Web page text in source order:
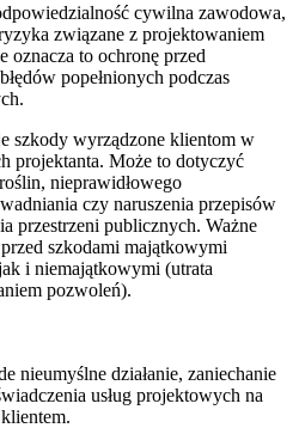
cywilna zawodowa,
związane z projektowaniem
oznacza to ochronę przed
popełnionych podczas
szkody wyrządzone klientom w
projektanta. Może to dotyczyć
nieprawidłowego
czy naruszenia przepisów
przestrzeni publicznych. Ważne
szkodami majątkowymi
i niemajątkowymi (utrata
pozwoleń).
nieumyślne działanie, zaniechanie
usług projektowych na